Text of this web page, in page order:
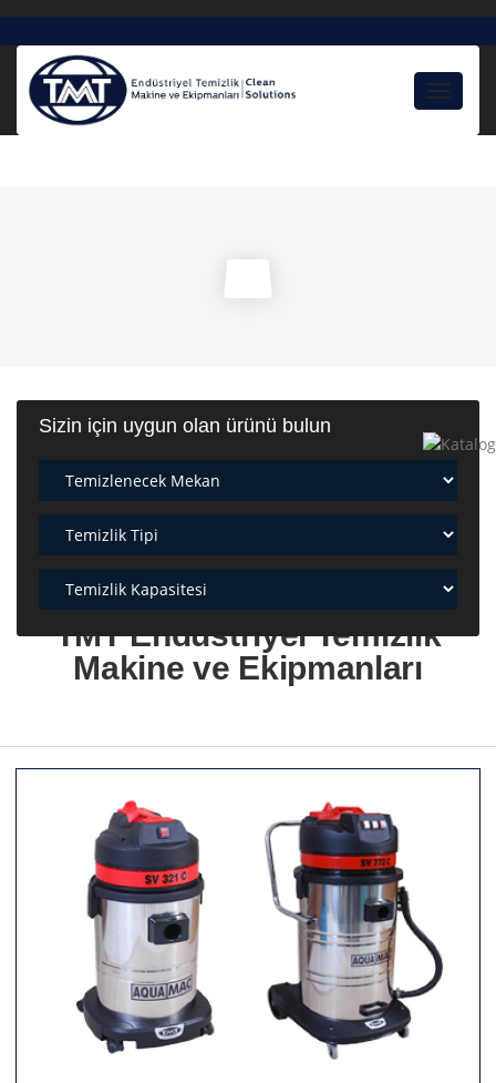
Toggle
Sizin için uygun olan ürünü bulun
TMT Endüstriyel Temizlik
Makine ve Ekipmanları